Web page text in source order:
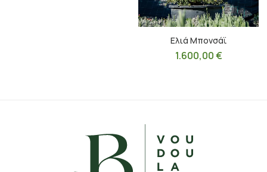
Ελιά Μπονσάϊ
1.600,00€